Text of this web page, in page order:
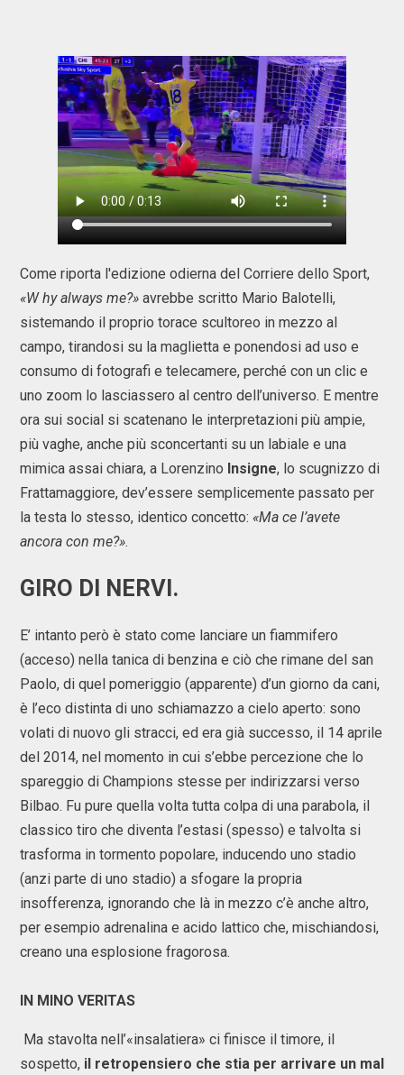
Come riporta l'edizione odierna del Corriere dello Sport,
«W hy always me?» avrebbe scritto Mario Balotelli,
sistemando il proprio torace scultoreo in mezzo al
campo, tirandosi su la maglietta e ponendosi ad uso e
consumo di fotografi e telecamere, perché con un clic e
uno zoom lo lasciassero al centro dell’universo. E mentre
ora sui social si scatenano le interpretazioni più ampie,
più vaghe, anche più sconcertanti su un labiale e una
mimica assai chiara, a Lorenzino Insigne, lo scugnizzo di
Frattamaggiore, dev’essere semplicemente passato per
la testa lo stesso, identico concetto: «Ma ce l’avete
ancora con me?».
GIRO DI NERVI.
E’ intanto però è stato come lanciare un fiammifero
(acceso) nella tanica di benzina e ciò che rimane del san
Paolo, di quel pomeriggio (apparente) d’un giorno da cani,
è l’eco distinta di uno schiamazzo a cielo aperto: sono
volati di nuovo gli stracci, ed era già successo, il 14 aprile
del 2014, nel momento in cui s’ebbe percezione che lo
spareggio di Champions stesse per indirizzarsi verso
Bilbao. Fu pure quella volta tutta colpa di una parabola, il
classico tiro che diventa l’estasi (spesso) e talvolta si
trasforma in tormento popolare, inducendo uno stadio
(anzi parte di uno stadio) a sfogare la propria
insofferenza, ignorando che là in mezzo c’è anche altro,
per esempio adrenalina e acido lattico che, mischiandosi,
creano una esplosione fragorosa.
IN MINO VERITAS
Ma stavolta nell’«insalatiera» ci finisce il timore, il
sospetto, il retropensiero che stia per arrivare un mal